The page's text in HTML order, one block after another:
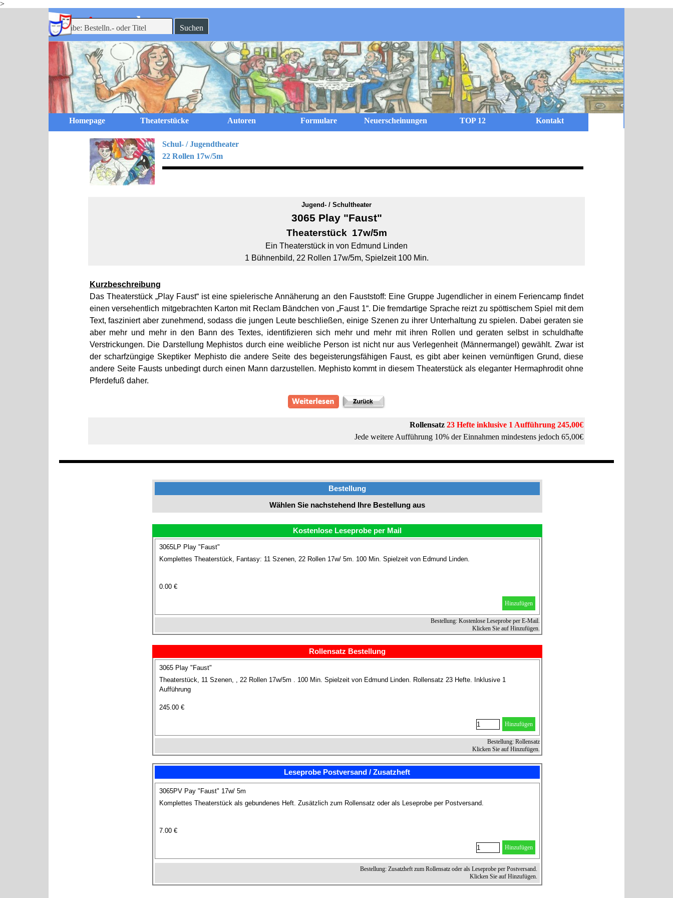
>
Direkt zum Seiteninhalt
-theaterverlag
mein Suchen
Menü überspringen
Homepage Theaterstücke Autoren Formulare Neuerscheinungen TOP 12 Kontakt
Schul- / Jugendtheater
22 Rollen 17w/5m
Jugend- / Schultheater
3065 Play "Faust"
Theaterstück 17w/5m
Ein Theaterstück in von Edmund Linden
1 Bühnenbild, 22 Rollen 17w/5m, Spielzeit 100 Min.
Kurzbeschreibung
Das Theaterstück „Play Faust“ ist eine spielerische Annäherung an den Fauststoff: Eine Gruppe Jugendlicher in einem Feriencamp findet
einen versehentlich mitgebrachten Karton mit Reclam Bändchen von „Faust 1“. Die fremdartige Sprache reizt zu spöttischem Spiel mit dem
Text, fasziniert aber zunehmend, sodass die jungen Leute beschließen, einige Szenen zu ihrer Unterhaltung zu spielen. Dabei geraten sie
aber mehr und mehr in den Bann des Textes, identifizieren sich mehr und mehr mit ihren Rollen und geraten selbst in schuldhafte
Verstrickungen. Die Darstellung Mephistos durch eine weibliche Person ist nicht nur aus Verlegenheit (Männermangel) gewählt. Zwar ist
der scharfzüngige Skeptiker Mephisto die andere Seite des begeisterungsfähigen Faust, es gibt aber keinen vernünftigen Grund, diese
andere Seite Fausts unbedingt durch einen Mann darzustellen. Mephisto kommt in diesem Theaterstück als eleganter Hermaphrodit ohne
Pferdefuß daher.
Rollensatz23 Hefteinklusive 1 Aufführung 245,00€
Jede weitere Aufführung 10% der Einnahmen mindestens jedoch 65,00€
Bestellung
Wählen Sie nachstehend Ihre Bestellung aus
Kostenlose Leseprobe per Mail
3065LP Play "Faust"
Komplettes Theaterstück, Fantasy: 11 Szenen, 22 Rollen 17w/ 5m. 100 Min. Spielzeit von Edmund Linden.
0.00 €
Hinzufügen
Bestellung: Kostenlose Leseprobe per E-Mail.
Klicken Sie auf Hinzufügen.
Rollensatz Bestellung
3065 Play "Faust"
Theaterstück, 11 Szenen, , 22 Rollen 17w/5m . 100 Min. Spielzeit von Edmund Linden. Rollensatz 23 Hefte. Inklusive 1
Aufführung
245.00 €
Hinzufügen
Bestellung: Rollensatz
Klicken Sie auf Hinzufügen.
Leseprobe Postversand / Zusatzheft
3065PV Pay "Faust" 17w/ 5m
Komplettes Theaterstück als gebundenes Heft. Zusätzlich zum Rollensatz oder als Leseprobe per Postversand.
7.00 €
Hinzufügen
Bestellung: Zusatzheft zum Rollensatz oder als Leseprobe per Postversand.
Klicken Sie auf Hinzufügen.